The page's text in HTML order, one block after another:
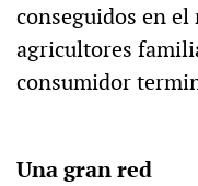
conseguidos en el
agricultores
consumidor
Una gran red